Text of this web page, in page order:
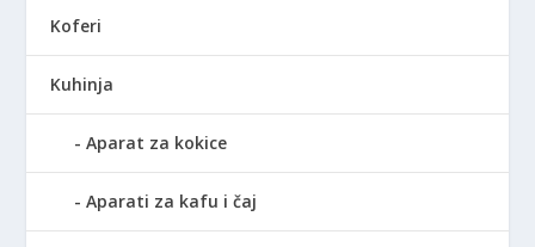
Koferi
Kuhinja
Aparat za kokice
Aparati za kafu i čaj